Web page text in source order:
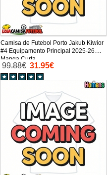
Camisa de Futebol Porto Jakub Kiwior
#4 Equipamento Principal 2025-26
Manga Curta
99.88€ 31.95€